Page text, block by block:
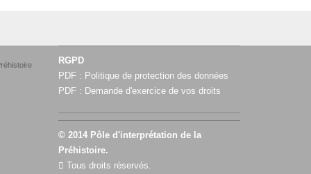
RGPD
PDF : Politique de protection des données
PDF : Demande d'exercice de vos droits
© 2014 Pôle d'interprétation de la
Préhistoire.
Tous droits réservés.